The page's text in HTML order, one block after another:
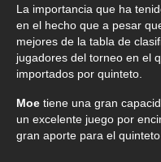
La importancia que ha
en el hecho que a pesar
mejores de la tabla de
jugadores del torneo en el
importados por quinteto.
Moe tiene una gran
un excelente juego por
gran aporte para el quinteto